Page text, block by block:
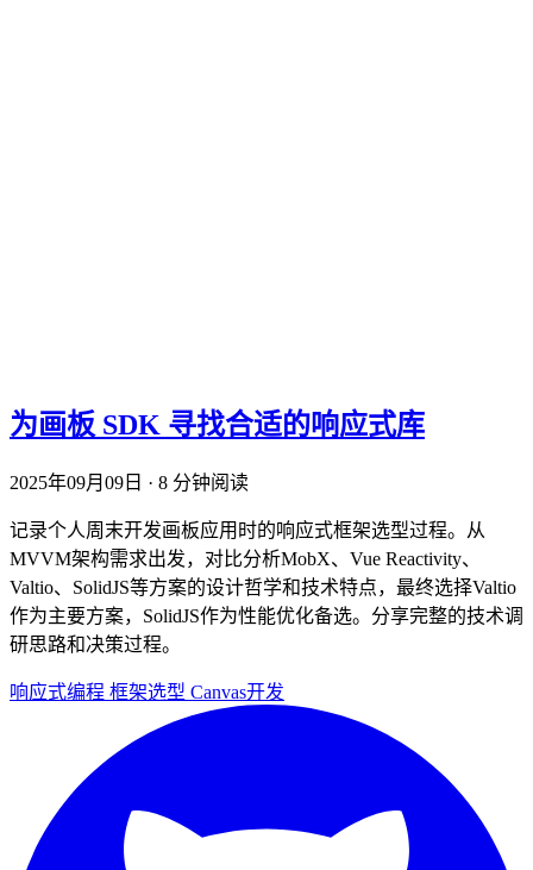
为画板 SDK 寻找合适的响应式库
2025年09月09日 · 8 分钟阅读
记录个人周末开发画板应用时的响应式框架选型过程。从
MVVM架构需求出发，对比分析MobX、Vue Reactivity、
Valtio、SolidJS等方案的设计哲学和技术特点，最终选择Valtio
作为主要方案，SolidJS作为性能优化备选。分享完整的技术调
研思路和决策过程。
响应式编程 框架选型 Canvas开发